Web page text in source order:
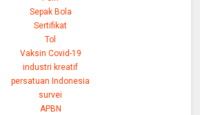
Sepak Bola
Sertifikat
Tol
Vaksin Covid-19
industri kreatif
persatuan Indonesia
survei
APBN